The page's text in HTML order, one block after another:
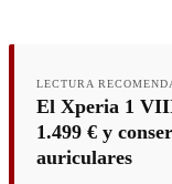
LECTURA
El Xperia 1
1.499 € y
auriculares